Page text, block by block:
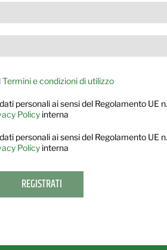
Termini e condizioni di utilizzo
personali ai sensi del Regolamento UE
Policy interna
personali ai sensi del Regolamento UE
Policy interna
REGISTRATI